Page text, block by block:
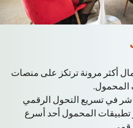
أكثر مرونة ترتكز على منصات
المحمول.
في تسريع التحول الرقمي
تطبيقات المحمول أحد أسرع